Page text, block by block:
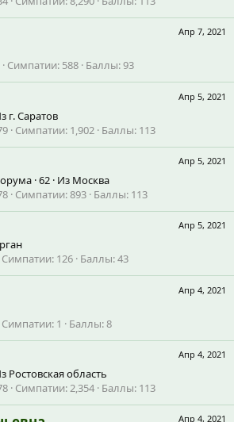
Апр 7, 2021
Симпатии 588 Баллы 93
Апр 5, 2021
г. Саратов
Симпатии 1,902 Баллы 113
Апр 5, 2021
·62 · Из Москва
Симпатии 893 Баллы 113
Апр 5, 2021
Симпатии 126 Баллы 43
Апр 4, 2021
Симпатии 1 Баллы 8
Апр 4, 2021
Ростовская область
Симпатии 2,354 Баллы 113
Апр 4, 2021